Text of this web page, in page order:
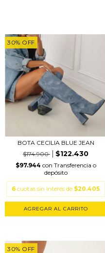
30% OFF
BOTA CECILIA BLUE JEAN
$174.900
$122.430
$97.944 con Transferencia o
depósito
6 cuotas sin interés de $20.405
AGREGAR AL CARRITO
30% OFF